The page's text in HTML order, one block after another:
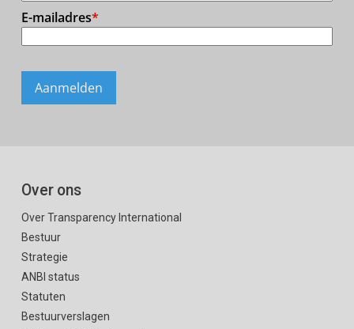
Over ons
Over Transparency International
Bestuur
Strategie
ANBI status
Statuten
Bestuurverslagen